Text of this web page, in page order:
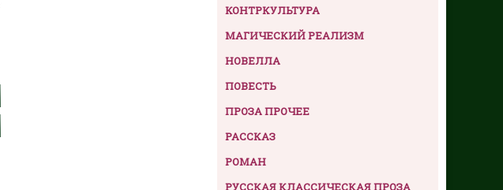
КОНТРКУЛЬТУРА
МАГИЧЕСКИЙ РЕАЛИЗМ
НОВЕЛЛА
ПОВЕСТЬ
ПРОЗА ПРОЧЕЕ
РАССКАЗ
РОМАН
РУССКАЯ КЛАССИЧЕСКАЯ ПРОЗА